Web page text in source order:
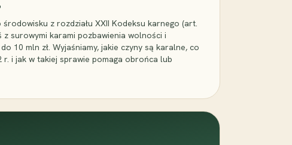
z rozdziału XXII Kodeksu karnego (art.
z surowymi karami pozbawienia wolności i
10 mln zł. Wyjaśniamy, jakie czyny są karalne, co
r. i jak w takiej sprawie pomaga obrońca lub